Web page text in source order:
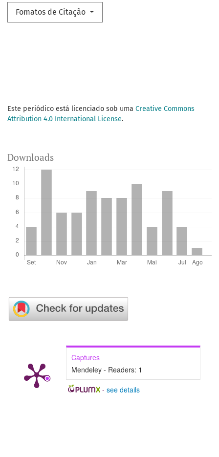
Fomatos de Citação
Este periódico está licenciado sob uma Creative Commons
Attribution 4.0 International License.
Downloads
Captures
Mendeley - Readers: 1
- see details